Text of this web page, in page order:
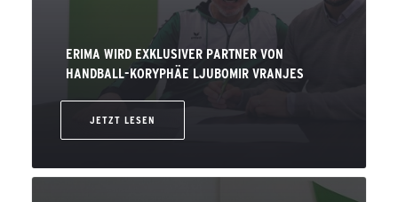
ERIMA WIRD EXKLUSIVER PARTNER VON
HANDBALL-KORYPHÄE LJUBOMIR VRANJES
JETZT LESEN